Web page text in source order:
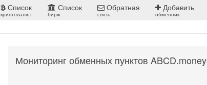
Список
криптовалют
Список
бирж
Обратная
связь
Добавить
обменник
Мониторинг обменных пунктов ABCD.money